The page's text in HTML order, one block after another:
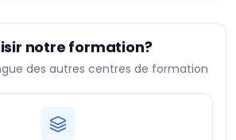
notre formation?
des autres centres de formation